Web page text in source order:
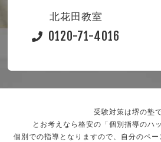
北花田教室
0120-71-4016
受験対策は堺の塾で
とお考えなら格安の「個別指導のハ
個別での指導となりますので、自分のペー